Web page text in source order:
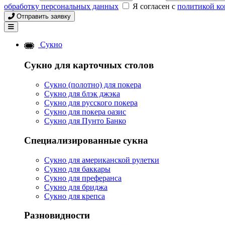
обработку персональных данных
Я согласен с политикой
Отправить заявку
Сукно
Сукно для карточных столов
Сукно (полотно) для покера
Сукно для блэк джэка
Сукно для русского покера
Сукно для покера оазис
Сукно для Пунто Банко
Специализированные сукна
Сукно для американской рулетки
Сукно для баккары
Сукно для преферанса
Сукно для бриджа
Сукно для крепса
Разновидности